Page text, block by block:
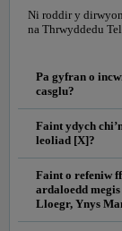
Ni roddir y
na Thrwyddedu
Pa gyfran o
casglu?
Faint ydych
leoliad [X]?
Faint o refeniw
ardaloedd
Lloegr, Ynys